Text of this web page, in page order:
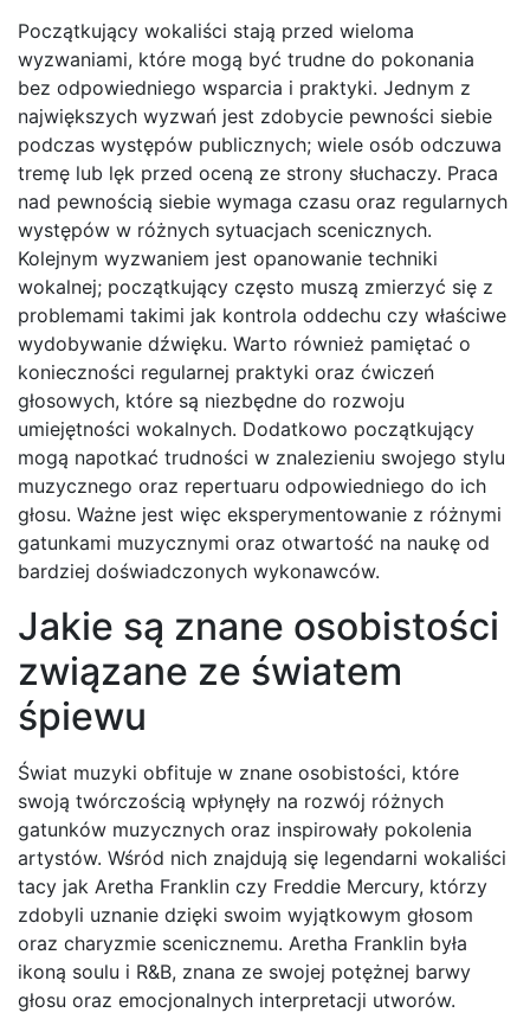
Początkujący wokaliści stają przed wieloma
wyzwaniami, które mogą być trudne do pokonania
bez odpowiedniego wsparcia i praktyki. Jednym z
największych wyzwań jest zdobycie pewności siebie
podczas występów publicznych; wiele osób odczuwa
tremę lub lęk przed oceną ze strony słuchaczy. Praca
nad pewnością siebie wymaga czasu oraz regularnych
występów w różnych sytuacjach scenicznych.
Kolejnym wyzwaniem jest opanowanie techniki
wokalnej; początkujący często muszą zmierzyć się z
problemami takimi jak kontrola oddechu czy właściwe
wydobywanie dźwięku. Warto również pamiętać o
konieczności regularnej praktyki oraz ćwiczeń
głosowych, które są niezbędne do rozwoju
umiejętności wokalnych. Dodatkowo początkujący
mogą napotkać trudności w znalezieniu swojego stylu
muzycznego oraz repertuaru odpowiedniego do ich
głosu. Ważne jest więc eksperymentowanie z różnymi
gatunkami muzycznymi oraz otwartość na naukę od
bardziej doświadczonych wykonawców.
Jakie są znane osobistości
związane ze światem
śpiewu
Świat muzyki obfituje w znane osobistości, które
swoją twórczością wpłynęły na rozwój różnych
gatunków muzycznych oraz inspirowały pokolenia
artystów. Wśród nich znajdują się legendarni wokaliści
tacy jak Aretha Franklin czy Freddie Mercury, którzy
zdobyli uznanie dzięki swoim wyjątkowym głosom
oraz charyzmie scenicznemu. Aretha Franklin była
ikoną soulu i R&B, znana ze swojej potężnej barwy
głosu oraz emocjonalnych interpretacji utworów.